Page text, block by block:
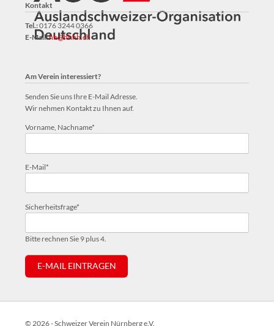
Kontakt
Tel.:0176 3244 0366
E-Mail:hh@hhhh.ch
Am Verein interessiert?
Senden Sie uns Ihre E-Mail Adresse.
Wir nehmen Kontakt zu Ihnen auf.
Pflichtfeld
Vorname, Nachname*
Pflichtfeld
E-Mail*
Pflichtfeld
Sicherheitsfrage*
Bitte rechnen Sie 9 plus 4.
E-MAIL EINTRAGEN
© 2026 - Schweizer Verein Nürnberg e.V.